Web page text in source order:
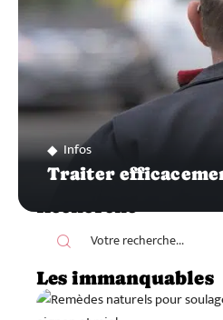
Infos
Traiter
Recherche
Les immanquables